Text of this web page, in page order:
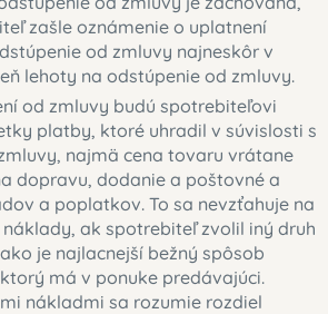
zašle oznámenie o uplatnení
od zmluvy najneskôr v
lehoty na odstúpenie od zmluvy.
od zmluvy budú spotrebiteľovi
platby, ktoré uhradil v súvislosti s
najmä cena tovaru vrátane
dopravu, dodanie a poštovné a
a poplatkov. To sa nevzťahuje na
ak spotrebiteľ zvolil iný druh
je najlacnejší bežný spôsob
má v ponuke predávajúci.
nákladmi sa rozumie rozdiel